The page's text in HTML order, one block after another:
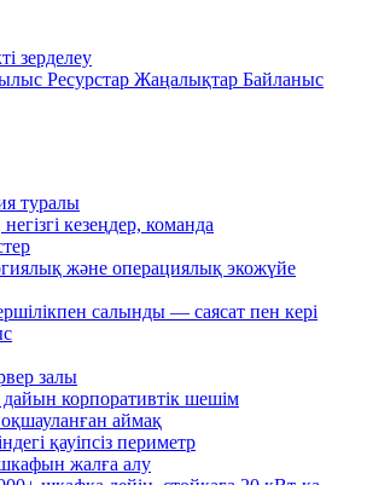
зерделеу
Ресурстар Жаңалықтар Байланыс
туралы
кезеңдер, команда
және операциялық экожүйе
салынды — саясат пен кері
залы
дайын корпоративтік шешім
аймақ
қауіпсіз периметр
жалға алу